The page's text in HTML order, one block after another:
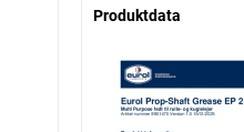
Produktdata